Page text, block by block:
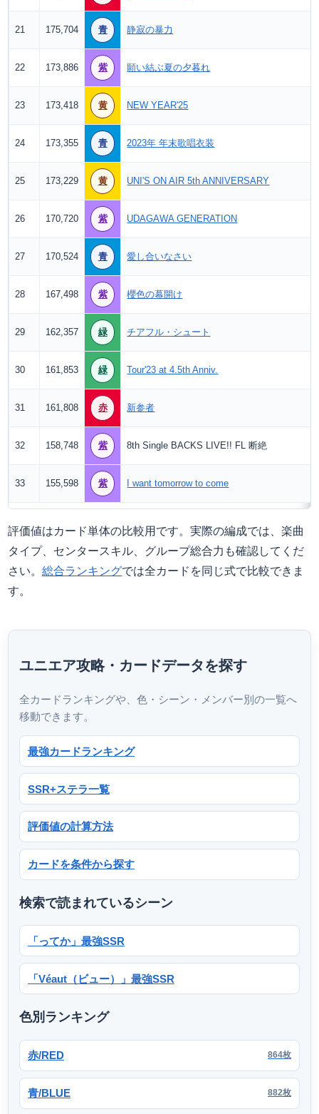
21 175,704 青 静寂の暴力
22 173,886 紫 願い結ぶ夏の夕暮れ
23 173,418 黄 NEW YEAR'25
24 173,355 青 2023年 年末歌唱衣装
25 173,229 黄 UNI'S ON AIR 5th ANNIVERSARY
26 170,720 紫 UDAGAWA GENERATION
27 170,524 青 愛し合いなさい
28 167,498 紫 櫻色の幕開け
29 162,357 緑 チアフル・シュート
30 161,853 緑 Tour'23 at 4.5th Anniv.
31 161,808 赤 新参者
32 158,748 紫 8th Single BACKS LIVE!! FL 断絶
33 155,598 紫 I want tomorrow to come
評価値はカード単体の比較用です。実際の編成では、楽曲
タイプ、センタースキル、グループ総合力も確認してくだ
さい。総合ランキングでは全カードを同じ式で比較できま
す。
ユニエア攻略・カードデータを探す
全カードランキングや、色・シーン・メンバー別の一覧へ
移動できます。
最強カードランキング
SSR+ステラ一覧
評価値の計算方法
カードを条件から探す
検索で読まれているシーン
「ってか」最強SSR
「Véaut（ビュー）」最強SSR
色別ランキング
赤/RED 864枚
青/BLUE 882枚